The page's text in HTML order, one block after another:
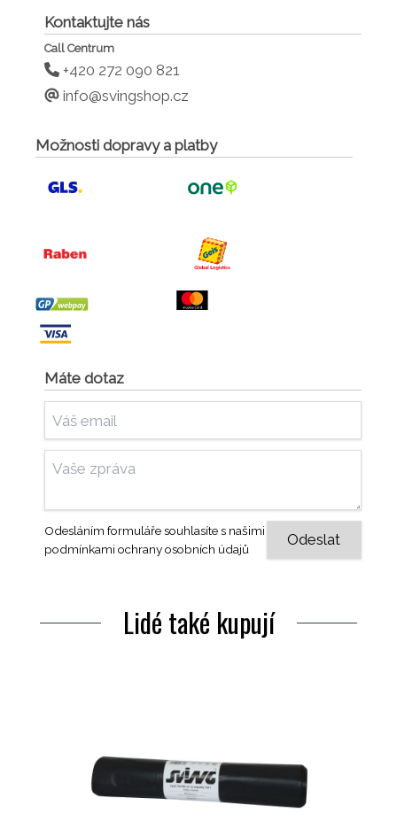
Kontaktujte nás
Call Centrum
+420 272 090 821
info@svingshop.cz
Možnosti dopravy a platby
Máte dotaz
Odesláním formuláře souhlasíte s našimi
podmínkami ochrany osobních údajů
Lidé také kupují